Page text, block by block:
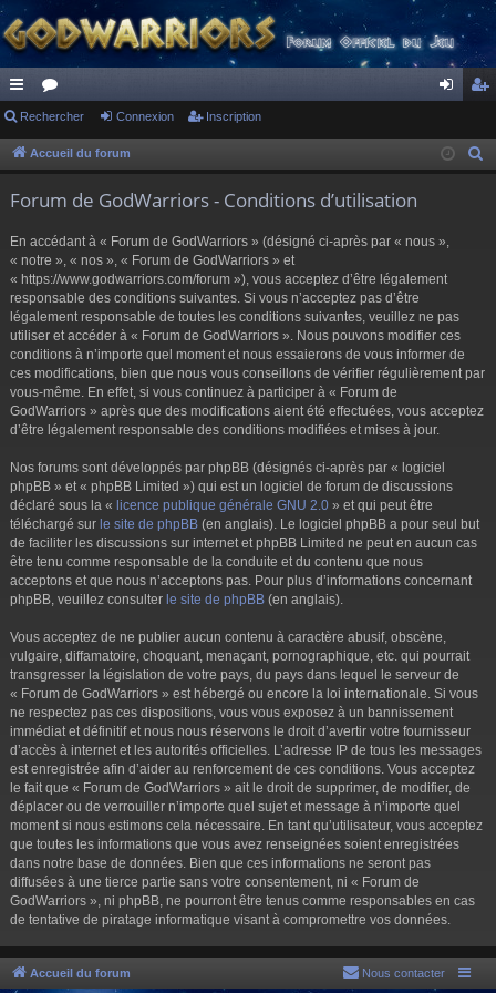
ac
co
s
or
u ne cri
Rechercher Connexion Inscription
Accueil du forum
Forum de GodWarriors - Conditions d’utilisation
En accédant à « Forum de GodWarriors » (désigné ci-après par « nous »,
« notre », « nos », « Forum de GodWarriors » et
« https://www.godwarriors.com/forum »), vous acceptez d’être légalement
responsable des conditions suivantes. Si vous n’acceptez pas d’être
légalement responsable de toutes les conditions suivantes, veuillez ne pas
utiliser et accéder à « Forum de GodWarriors ». Nous pouvons modifier ces
conditions à n’importe quel moment et nous essaierons de vous informer de
ces modifications, bien que nous vous conseillons de vérifier régulièrement par
vous-même. En effet, si vous continuez à participer à « Forum de
GodWarriors » après que des modifications aient été effectuées, vous acceptez
d’être légalement responsable des conditions modifiées et mises à jour.
Nos forums sont développés par phpBB (désignés ci-après par « logiciel
phpBB » et « phpBB Limited ») qui est un logiciel de forum de discussions
déclaré sous la « licence publique générale GNU 2.0 » et qui peut être
téléchargé sur le site de phpBB (en anglais). Le logiciel phpBB a pour seul but
de faciliter les discussions sur internet et phpBB Limited ne peut en aucun cas
être tenu comme responsable de la conduite et du contenu que nous
acceptons et que nous n’acceptons pas. Pour plus d’informations concernant
phpBB, veuillez consulter le site de phpBB (en anglais).
Vous acceptez de ne publier aucun contenu à caractère abusif, obscène,
vulgaire, diffamatoire, choquant, menaçant, pornographique, etc. qui pourrait
transgresser la législation de votre pays, du pays dans lequel le serveur de
« Forum de GodWarriors » est hébergé ou encore la loi internationale. Si vous
ne respectez pas ces dispositions, vous vous exposez à un bannissement
immédiat et définitif et nous nous réservons le droit d’avertir votre fournisseur
d’accès à internet et les autorités officielles. L’adresse IP de tous les messages
est enregistrée afin d’aider au renforcement de ces conditions. Vous acceptez
le fait que « Forum de GodWarriors » ait le droit de supprimer, de modifier, de
déplacer ou de verrouiller n’importe quel sujet et message à n’importe quel
moment si nous estimons cela nécessaire. En tant qu’utilisateur, vous acceptez
que toutes les informations que vous avez renseignées soient enregistrées
dans notre base de données. Bien que ces informations ne seront pas
diffusées à une tierce partie sans votre consentement, ni « Forum de
GodWarriors », ni phpBB, ne pourront être tenus comme responsables en cas
de tentative de piratage informatique visant à compromettre vos données.
Accueil du forum Nous contacter